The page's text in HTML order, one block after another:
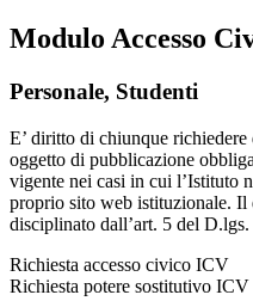
Modulo Accesso
Personale, Studenti
E’ diritto di chiunque
oggetto di pubblicazione
vigente nei casi in cui l’Istituto
proprio sito web istituzionale. Il
disciplinato dall’art. 5 del
Richiesta accesso civico ICV
Richiesta potere sostitutivo ICV